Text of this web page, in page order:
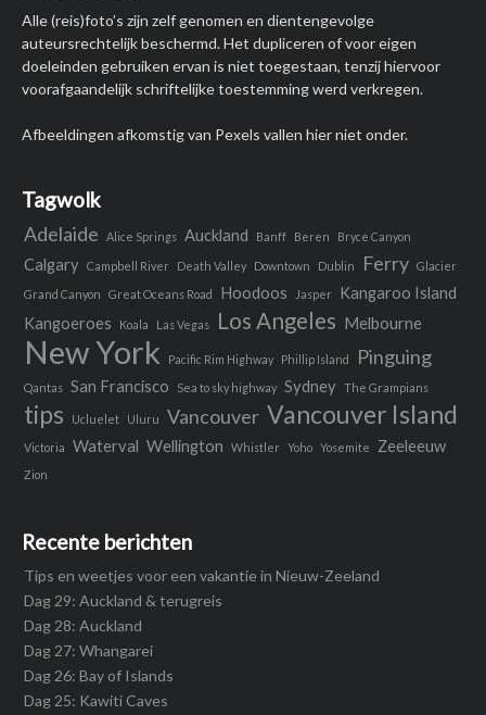
Alle (reis)foto’s zijn zelf genomen en dientengevolge
auteursrechtelijk beschermd. Het dupliceren of voor eigen
doeleinden gebruiken ervan is niet toegestaan, tenzij hiervoor
voorafgaandelijk schriftelijke toestemming werd verkregen.
Afbeeldingen afkomstig van Pexels vallen hier niet onder.
Tagwolk
Adelaide Alice Springs Auckland Banff Beren Bryce Canyon
Calgary Campbell River Death Valley Downtown Dublin Ferry Glacier
Grand Canyon
Great Oceans Road Hoodoos Jasper
Kangaroo Island
Kangoeroes
Koala Las Vegas Los Angeles Melbourne
New York Pacific Rim Highway Phillip Island Pinguing
Qantas San Francisco Sea to sky highway Sydney The Grampians
tips Ucluelet Uluru Vancouver Vancouver Island
Victoria Waterval Wellington Whistler Yoho Yosemite Zeeleeuw
Zion
Recente berichten
Tips en weetjes voor een vakantie in Nieuw-Zeeland
Dag 29: Auckland & terugreis
Dag 28: Auckland
Dag 27: Whangarei
Dag 26: Bay of Islands
Dag 25: Kawiti Caves